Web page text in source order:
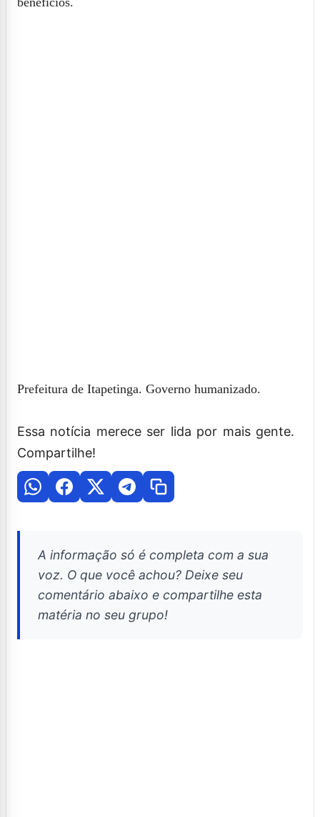
Prefeitura de Itapetinga. Governo humanizado.
Essa notícia merece ser lida por mais gente.
Compartilhe!
A informação só é completa com a sua
voz. O que você achou? Deixe seu
comentário abaixo e compartilhe esta
matéria no seu grupo!